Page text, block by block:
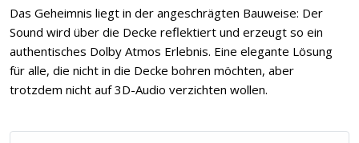
Das Geheimnis liegt in der angeschrägten Bauweise: Der
Sound wird über die Decke reflektiert und erzeugt so ein
authentisches Dolby Atmos Erlebnis. Eine elegante Lösung
für alle, die nicht in die Decke bohren möchten, aber
trotzdem nicht auf 3D-Audio verzichten wollen.